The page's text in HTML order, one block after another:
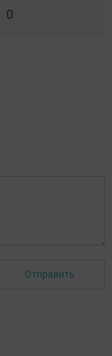
0
Отправить